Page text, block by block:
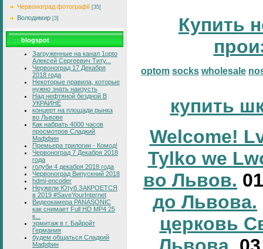
Червоноград фотографії [35]
Володимир [3]
blogspot
Загруженные на канал 1opto
Алексей Сергеевич Титу...
Червоноград 17 Декабря
2018 года
Некоторые правила, которые
нужно знать наизусть
Над нефтяной бездной В
УКРАИНЕ
концерт на площади рынка
во Львове
Как набрать 4000 часов
просмотров Сладкий
Маффин
Премьера трилогии - Комод!
Червоноград 7 Декабря 2018
года
голуби 4 декабря 2018 года
Червоноград Випускний 2018
hdmi-encoder
Неужели Ютуб ЗАКРОЕТСЯ
в 2019 #SaveYourInternet
Видеокамера PANASONIC
как снимает Full HD MP4 25
к...
эрмитаж в г. Байройт
Германия
будем общаться Сладкий
Маффин
Купить
optom socks wholesale
купить
Welcome!
Tylko we
во Львов.
до Львова.
церковь